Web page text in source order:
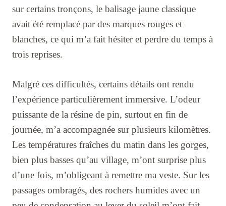
sur certains tronçons, le balisage jaune classique
avait été remplacé par des marques rouges et
blanches, ce qui m’a fait hésiter et perdre du temps à
trois reprises.
Malgré ces difficultés, certains détails ont rendu
l’expérience particulièrement immersive. L’odeur
puissante de la résine de pin, surtout en fin de
journée, m’a accompagnée sur plusieurs kilomètres.
Les températures fraîches du matin dans les gorges,
bien plus basses qu’au village, m’ont surprise plus
d’une fois, m’obligeant à remettre ma veste. Sur les
passages ombragés, des rochers humides avec un